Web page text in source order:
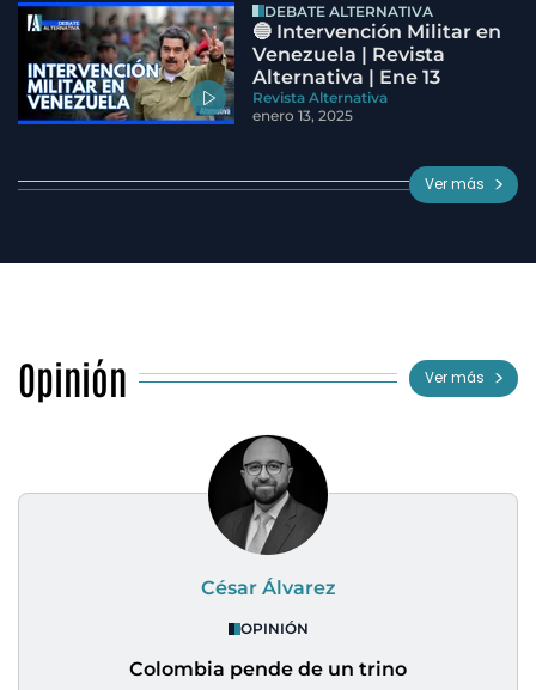
DEBATE ALTERNATIVA
🔵 Intervención Militar en
Venezuela | Revista
Alternativa | Ene 13
Revista Alternativa
enero 13, 2025
Ver más
Opinión Ver más
César Álvarez
OPINIÓN
Colombia pende de un trino